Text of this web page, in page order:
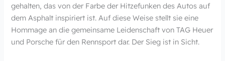
gehalten, das von der Farbe der Hitzefunken des Autos auf
dem Asphalt inspiriert ist. Auf diese Weise stellt sie eine
Hommage an die gemeinsame Leidenschaft von TAG Heuer
und Porsche für den Rennsport dar. Der Sieg ist in Sicht.